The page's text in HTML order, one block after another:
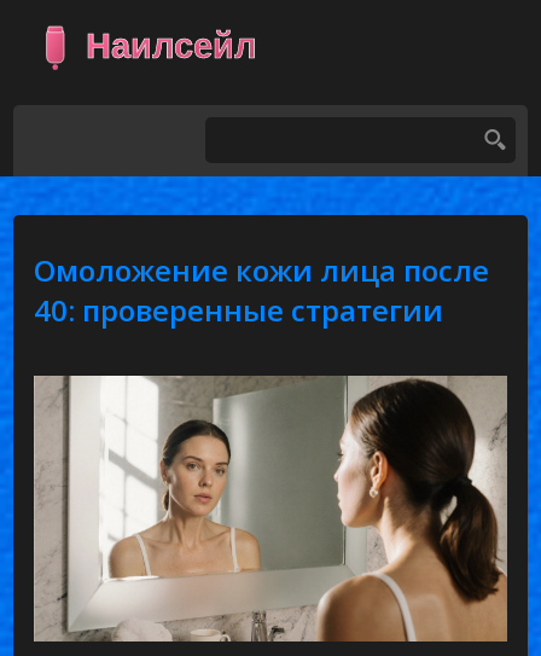
Омоложение кожи лица после
40: проверенные стратегии